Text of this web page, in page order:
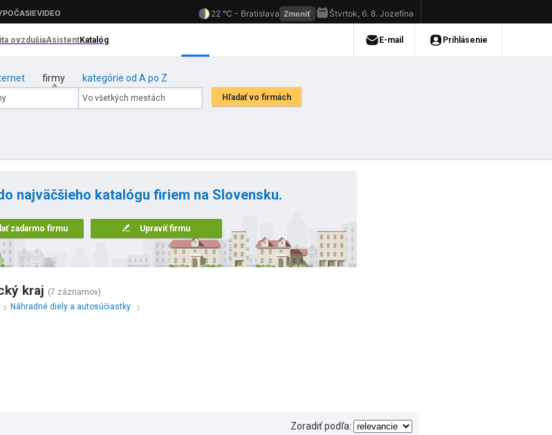
firmy kategórie od A po Z
najväčšieho katalógu firiem na Slovensku.
zadarmo firmu Upraviť firmu
kraj (7 záznamov)
Náhradné diely a autosúčiastky
Zoradiť podľa: